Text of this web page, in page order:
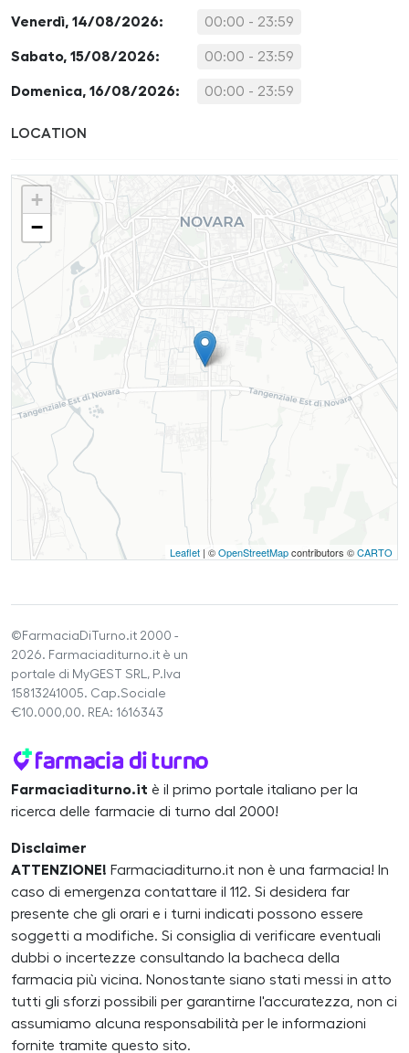
Venerdì, 14/08/2026: 00:00 - 23:59
Sabato, 15/08/2026: 00:00 - 23:59
Domenica, 16/08/2026: 00:00 - 23:59
LOCATION
+
−
Leaflet | ©OpenStreetMapcontributors ©CARTO
©FarmaciaDiTurno.it 2000 -
2026. Farmaciaditurno.it è un
portale di MyGEST SRL, P.Iva
15813241005. Cap.Sociale
€10.000,00. REA: 1616343
Farmaciaditurno.it è il primo portale italiano per la
ricerca delle farmacie di turno dal 2000!
Disclaimer
ATTENZIONE! Farmaciaditurno.it non è una farmacia! In
caso di emergenza contattare il 112. Si desidera far
presente che gli orari e i turni indicati possono essere
soggetti a modifiche. Si consiglia di verificare eventuali
dubbi o incertezze consultando la bacheca della
farmacia più vicina. Nonostante siano stati messi in atto
tutti gli sforzi possibili per garantirne l'accuratezza, non ci
assumiamo alcuna responsabilità per le informazioni
fornite tramite questo sito.